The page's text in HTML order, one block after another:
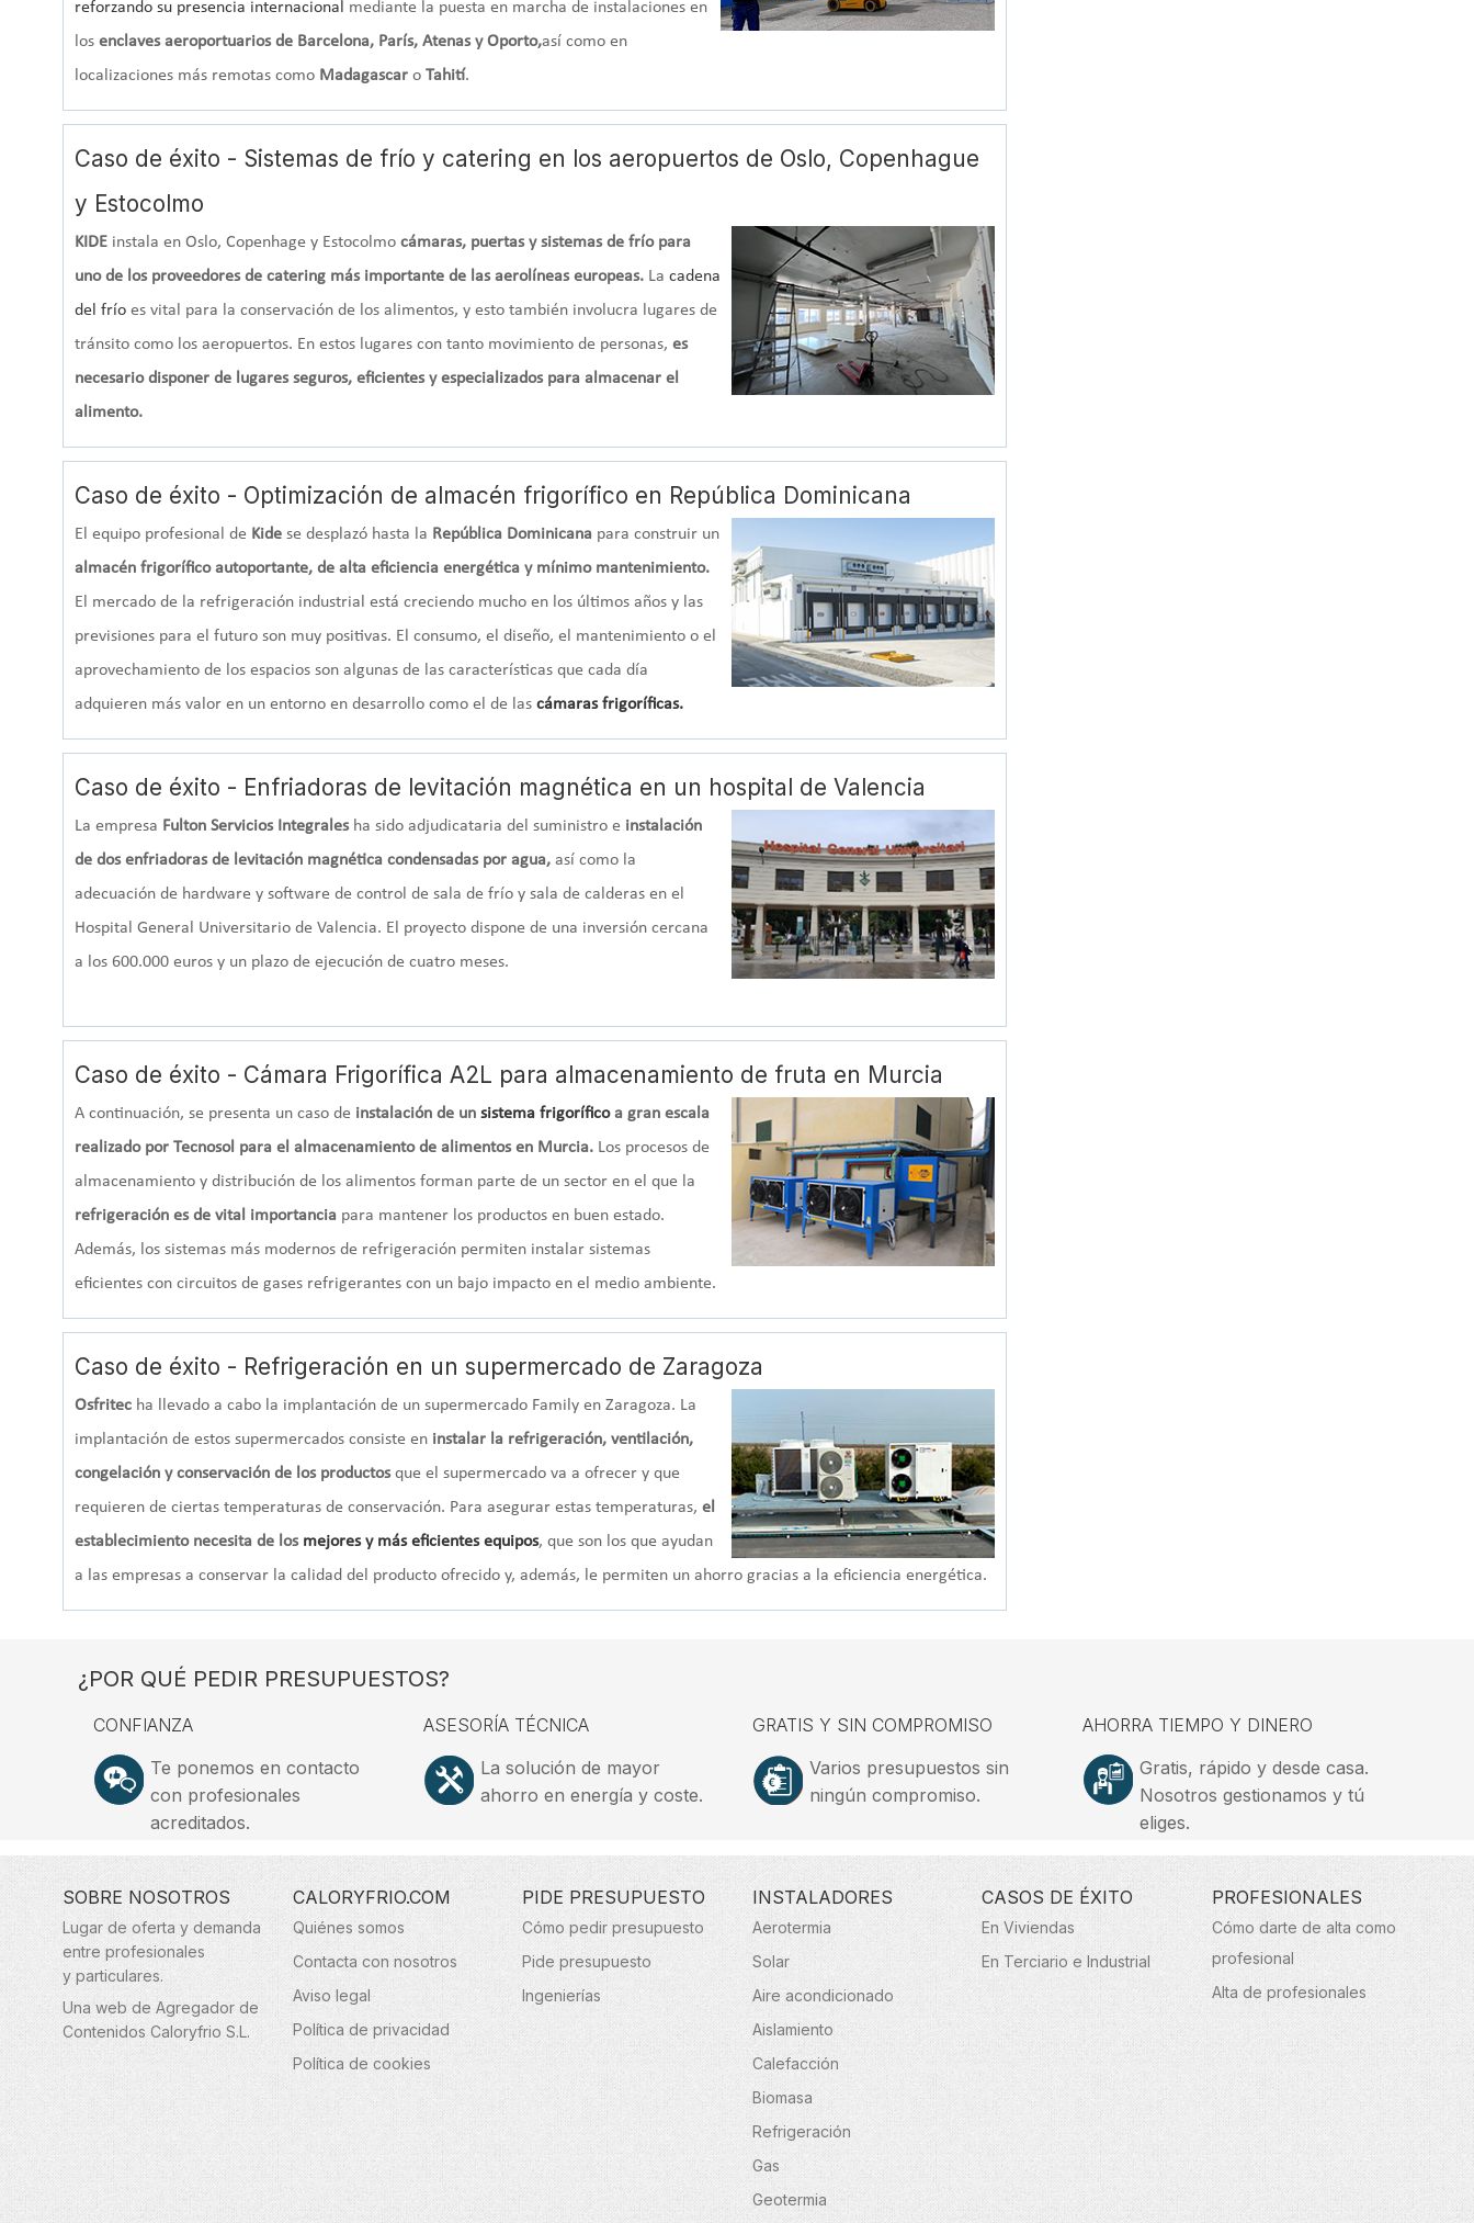
reforzando su presencia internacional
mediante la puesta en marcha de instalaciones en
los enclaves aeroportuarios de Barcelona, París, Atenas y Oporto,así como en
localizaciones más remotas como Madagascar o Tahití.
Caso de éxito - Sistemas de frío y catering en los aeropuertos de Oslo, Copenhague
y Estocolmo
KIDE instala en Oslo, Copenhage y Estocolmo cámaras, puertas y sistemas de frío para
uno de los proveedores de catering más importante de las aerolíneas europeas. La cadena
del frío es vital para la conservación de los alimentos, y esto también involucra lugares de
tránsito como los aeropuertos. En estos lugares con tanto movimiento de personas, es
necesario disponer de lugares seguros, eficientes y especializados para almacenar el
alimento.
Caso de éxito - Optimización de almacén frigorífico en República Dominicana
El equipo profesional de Kide se desplazó hasta la República Dominicana para construir un
almacén frigorífico autoportante, de alta eficiencia energética y mínimo mantenimiento.
El mercado de la refrigeración industrial está creciendo mucho en los últimos años y las
previsiones para el futuro son muy positivas. El consumo, el diseño, el mantenimiento o el
aprovechamiento de los espacios son algunas de las características que cada día
adquieren más valor en un entorno en desarrollo como el de las cámaras frigoríficas.
Caso de éxito - Enfriadoras de levitación magnética en un hospital de Valencia
La empresa Fulton Servicios Integralesha sido adjudicataria del suministro e instalación
de dos enfriadoras de levitación magnética condensadas por agua, así como la
adecuación de hardware y software de control de sala de frío y sala de calderas en el
Hospital General Universitario de Valencia. El proyecto dispone de una inversión cercana
a los 600.000 euros y un plazo de ejecución de cuatro meses.
Caso de éxito - Cámara Frigorífica A2L para almacenamiento de fruta en Murcia
A continuación, se presenta un caso de instalación de un sistema frigoríficoa gran escala
realizado por Tecnosol para el almacenamiento de alimentos en Murcia. Los procesos de
almacenamiento y distribución de los alimentos forman parte de un sector en el que la
refrigeración es de vital importancia para mantener los productos en buen estado.
Además, los sistemas más modernos de refrigeración permiten instalar sistemas
eficientes con circuitos de gases refrigerantes con un bajo impacto en el medio ambiente.
Caso de éxito - Refrigeración en un supermercado de Zaragoza
Osfritec ha llevado a cabo la implantación de un supermercado Family en Zaragoza. La
implantación de estos supermercados consiste en instalar la refrigeración, ventilación,
congelación y conservación de los productosque el supermercado va a ofrecer y que
requieren de ciertas temperaturas de conservación. Para asegurar estas temperaturas, el
establecimiento necesita de los mejores y más eficientes equipos, que son los que ayudan
a las empresas a conservar la calidad del producto ofrecido y, además, le permiten un ahorro gracias a la eficiencia energética.
¿POR QUÉ PEDIR PRESUPUESTOS?
CONFIANZA
Te ponemos en contacto
con profesionales
acreditados.
ASESORÍA TÉCNICA
La solución de mayor
ahorro en energía y coste.
GRATIS Y SIN COMPROMISO
Varios presupuestos sin
ningún compromiso.
AHORRA TIEMPO Y DINERO
Gratis, rápido y desde casa.
Nosotros gestionamos y tú
eliges.
SOBRE NOSOTROS
Lugar de oferta y demanda
entre profesionales
y particulares.
Una web de Agregador de
Contenidos Caloryfrio S.L.
CALORYFRIO.COM
Quiénes somos
Contacta con nosotros
Aviso legal
Política de privacidad
Política de cookies
PIDE PRESUPUESTO
Cómo pedir presupuesto
Pide presupuesto
Ingenierías
INSTALADORES
Aerotermia
Solar
Aire acondicionado
Aislamiento
Calefacción
Biomasa
Refrigeración
Gas
Geotermia
CASOS DE ÉXITO
En Viviendas
En Terciario e Industrial
PROFESIONALES
Cómo darte de alta como
profesional
Alta de profesionales